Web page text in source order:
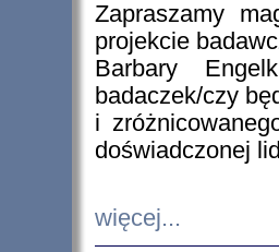
Zapraszamy
projekcie
Barbary
badaczek/czy
i
doświadczonej
więcej...